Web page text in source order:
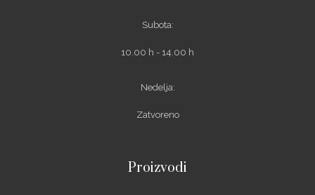
Subota:
10.00 h - 14.00 h
Nedelja:
Zatvoreno
Proizvodi